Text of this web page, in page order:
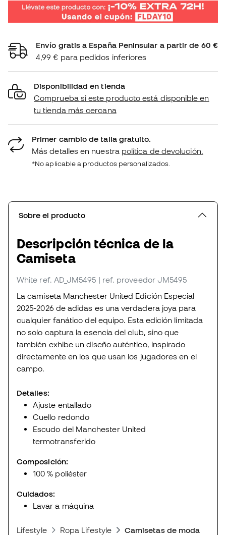
Envío gratis a España Peninsular a partir de 60 €
4,99 € para pedidos inferiores
Disponibilidad en tienda
Comprueba si este producto está disponible en
tu tienda más cercana
Primer cambio de talla gratuito.
Más detalles en nuestra política de devolución.
*No aplicable a productos personalizados.
Sobre el producto
Descripción técnica de la
Camiseta
White ref. AD_JM5495 | ref. proveedor JM5495
La camiseta Manchester United Edición Especial
2025-2026 de adidas es una verdadera joya para
cualquier fanático del equipo. Esta edición limitada
no solo captura la esencia del club, sino que
también exhibe un diseño auténtico, inspirado
directamente en los que usan los jugadores en el
campo.
Detalles:
Ajuste entallado
Cuello redondo
Escudo del Manchester United
termotransferido
Composición:
100 % poliéster
Cuidados:
Lavar a máquina
Lifestyle Ropa Lifestyle Camisetas de moda